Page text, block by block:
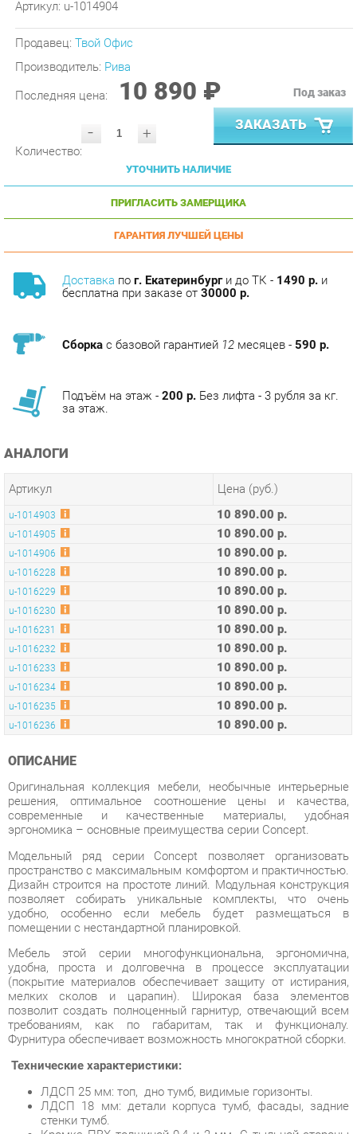
Продавец: Твой Офис
Производитель:Рива
Последняя цена: 10 890 ₽
- +
ЗАКАЗАТЬ
УТОЧНИТЬ НАЛИЧИЕ
ПРИГЛАСИТЬ ЗАМЕРЩИКА
ГАРАНТИЯ ЛУЧШЕЙ ЦЕНЫ
по г. Екатеринбурги до ТК -
бесплатна при заказе от30000 р.
Подъём на этаж - 200 р. Без лифта - 3 рубля за кг.
АНАЛОГИ
u-1014905 10 890.00 р.
10 890.00 р.
10 890.00 р.
u-1016230 10 890.00 р.
u-1016231 10 890.00 р.
u-1016232 10 890.00 р.
u-1016233 10 890.00 р.
u-1016234 10 890.00 р.
u-1016235 10 890.00 р.
u-1016236 10 890.00 р.
ОПИСАНИЕ
Оригинальная коллекция мебели, необычные интерьерные
современные и качественные материалы, удобная
Модельный ряд серии Concept позволяет организовать
пространство с максимальным комфортом и практичностью.
Дизайн строится на простоте линий. Модульная конструкция
позволяет собирать уникальные комплекты, что очень
удобно, особенно если мебель будет размещаться в
помещении с нестандартной планировкой.
Мебель этой серии многофункциональна, эргономична,
удобна, проста и долговечна в процессе эксплуатации
(покрытие материалов обеспечивает защиту от истирания,
мелких сколов и царапин). Широкая база элементов
требованиям, как по габаритам, так и функционалу.
Фурнитура обеспечивает возможность многократной сборки.
Технические характеристики:
ЛДСП 25 мм: топ, дно тумб, видимые горизонты.
ЛДСП 18 мм: детали корпуса тумб, фасады, задние
стенки тумб.
Кромка ПВХ толщиной 0,4 и 2 мм. С тыльной стороны
все торцы обработанны кромкой 2 мм.
Опоры: труба 50х25.
Направляющие ящиков: шариковые, полного
выдвижения без доводчиков, L=350 мм.